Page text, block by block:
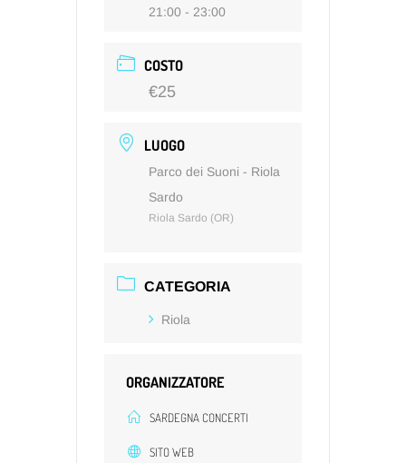
21:00 - 23:00
COSTO
€25
LUOGO
Parco dei Suoni - Riola
Sardo
Riola Sardo (OR)
CATEGORIA
Riola
ORGANIZZATORE
SARDEGNA CONCERTI
SITO WEB